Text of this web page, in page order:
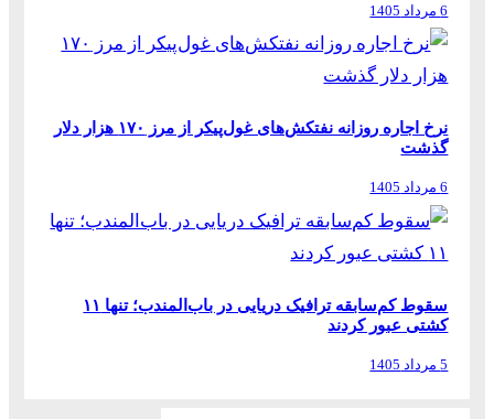
6 مرداد 1405
نرخ اجاره روزانه نفتکش‌های غول‌پیکر از مرز ۱۷۰ هزار دلار
گذشت
6 مرداد 1405
سقوط کم‌سابقه ترافیک دریایی در باب‌المندب؛ تنها ۱۱
کشتی عبور کردند
5 مرداد 1405